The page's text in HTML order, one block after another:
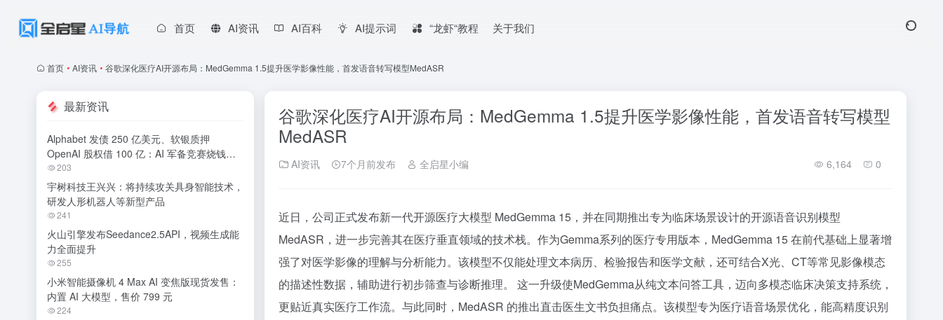
首页 AI资讯 AI百科 AI提示词 “龙虾“教程 关于我们
首页 • AI资讯 • 谷歌深化医疗AI开源布局：MedGemma 1.5提升医学影像性能，首发语音转写模型MedASR
谷歌深化医疗AI开源布局：MedGemma 1.5提升医学影像性能，首发语音转写模型
MedASR
AI资讯 7个月前发布 全启星小编 6,164 0
近日，公司正式发布新一代开源医疗大模型 MedGemma 15，并在同期推出专为临床场景设计的开源语音识别模型
MedASR，进一步完善其在医疗垂直领域的技术栈。作为Gemma系列的医疗专用版本，MedGemma 15 在前代基础上显著增
强了对医学影像的理解与分析能力。该模型不仅能处理文本病历、检验报告和医学文献，还可结合X光、CT等常见影像模态
的描述性数据，辅助进行初步筛查与诊断推理。 这一升级使MedGemma从纯文本问答工具，迈向多模态临床决策支持系统，
更贴近真实医疗工作流。与此同时，MedASR 的推出直击医生文书负担痛点。该模型专为医疗语音场景优化，能高精度识别
最新资讯
Alphabet 发债 250 亿美元、软银质押
OpenAI 股权借 100 亿：AI 军备竞赛烧钱无
休止
203
宇树科技王兴兴：将持续攻关具身智能技术，
研发人形机器人等新型产品
241
火山引擎发布Seedance2.5API，视频生成能
力全面提升
255
小米智能摄像机 4 Max AI 变焦版现货发售：
内置 AI 大模型，售价 799 元
224